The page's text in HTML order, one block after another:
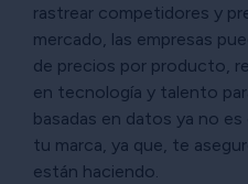
rastrear competidores y
mercado, las empresas
de precios por producto,
en tecnología y talento
basadas en datos ya no
tu marca, ya que, te
están haciendo.